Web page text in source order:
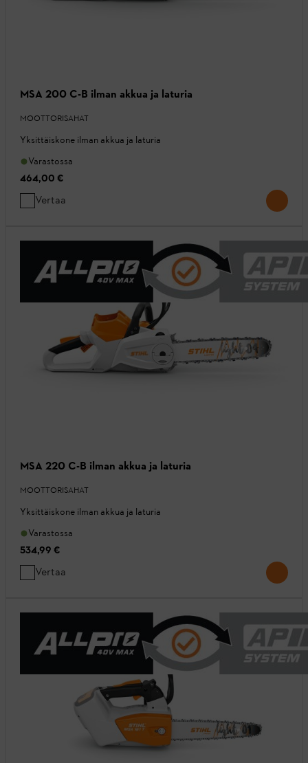
MSA 200 C-B ilman akkua ja laturia
MOOTTORISAHAT
Yksittäiskone ilman akkua ja laturia
Varastossa
464,00 €
Vertaa
MSA 220 C-B ilman akkua ja laturia
MOOTTORISAHAT
Yksittäiskone ilman akkua ja laturia
Varastossa
534,99 €
Vertaa